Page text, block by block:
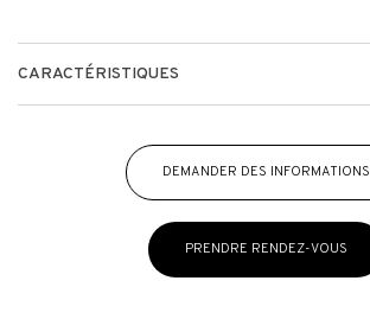
CARACTÉRISTIQUES
DEMANDER DES INFORMATIONS
PRENDRE RENDEZ-VOUS